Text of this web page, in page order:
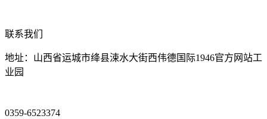
联系我们
地址：山西省运城市绛县涑水大街西伟德国际1946官方网站工
业园
0359-6523374